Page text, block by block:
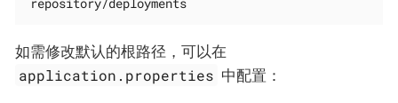
如需修改默认的根路径，可以在
application.properties 中配置：